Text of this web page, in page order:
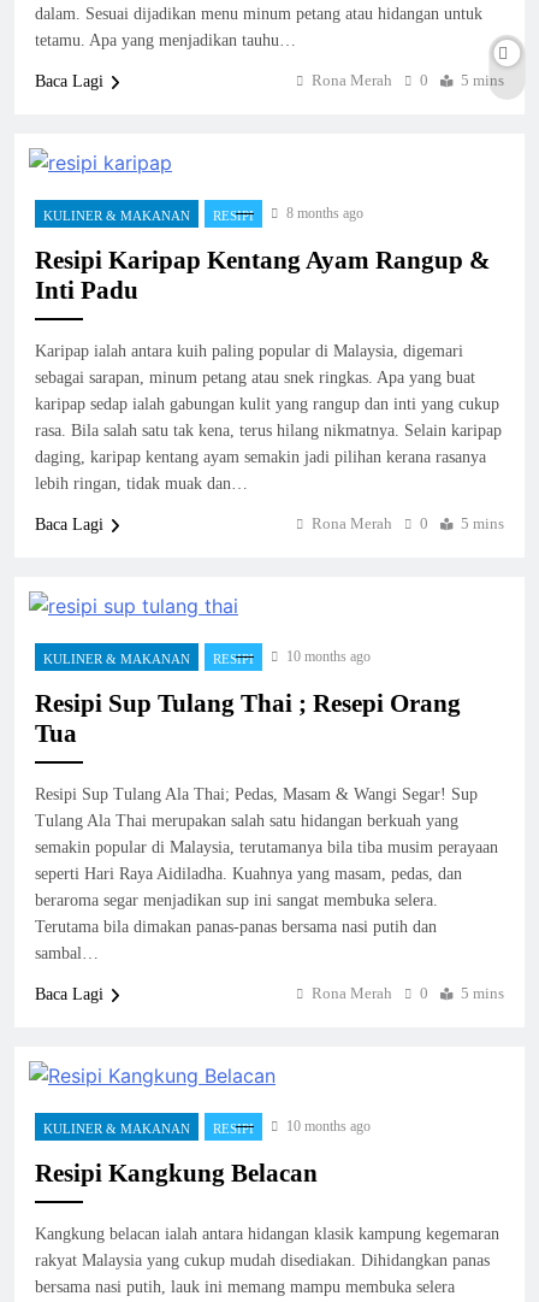
dalam. Sesuai dijadikan menu minum petang atau hidangan untuk
tetamu. Apa yang menjadikan tauhu…
Baca Lagi Rona Merah 0 5 mins
KULINER & MAKANAN RESIPI 8 months ago
Resipi Karipap Kentang Ayam Rangup &
Inti Padu
Karipap ialah antara kuih paling popular di Malaysia, digemari
sebagai sarapan, minum petang atau snek ringkas. Apa yang buat
karipap sedap ialah gabungan kulit yang rangup dan inti yang cukup
rasa. Bila salah satu tak kena, terus hilang nikmatnya. Selain karipap
daging, karipap kentang ayam semakin jadi pilihan kerana rasanya
lebih ringan, tidak muak dan…
Baca Lagi Rona Merah 0 5 mins
KULINER & MAKANAN RESIPI 10 months ago
Resipi Sup Tulang Thai ; Resepi Orang
Tua
Resipi Sup Tulang Ala Thai; Pedas, Masam & Wangi Segar! Sup
Tulang Ala Thai merupakan salah satu hidangan berkuah yang
semakin popular di Malaysia, terutamanya bila tiba musim perayaan
seperti Hari Raya Aidiladha. Kuahnya yang masam, pedas, dan
beraroma segar menjadikan sup ini sangat membuka selera.
Terutama bila dimakan panas-panas bersama nasi putih dan
sambal…
Baca Lagi Rona Merah 0 5 mins
KULINER & MAKANAN RESIPI 10 months ago
Resipi Kangkung Belacan
Kangkung belacan ialah antara hidangan klasik kampung kegemaran
rakyat Malaysia yang cukup mudah disediakan. Dihidangkan panas
bersama nasi putih, lauk ini memang mampu membuka selera